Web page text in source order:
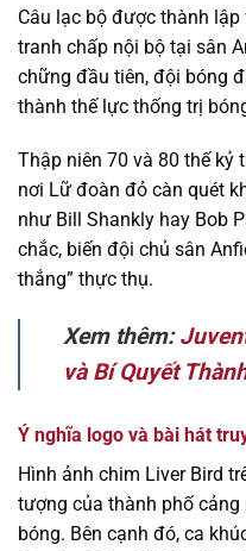
Câu lạc bộ được thành
tranh chấp nội bộ tại sân
chững đầu tiên, đội bóng
thành thế lực thống trị
Thập niên 70 và 80 thế kỷ
nơi Lữ đoàn đỏ càn quét
như Bill Shankly hay Bob
chắc, biến đội chủ sân
thắng” thực thụ.
Xem thêm:
và Bí Quyết
Ý nghĩa logo và bài hát
Hình ảnh chim Liver Bird
tượng của thành phố
bóng. Bên cạnh đó, ca